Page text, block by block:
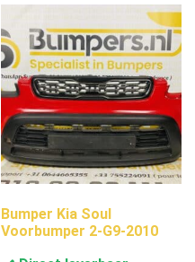
Bumper Kia Soul
Voorbumper 2-G9-2010